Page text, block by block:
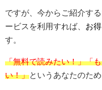
ですが、今からご紹介す
ービスを利用すれば、
お
す。
「無料で読みたい！」「
い！」というあなたのた